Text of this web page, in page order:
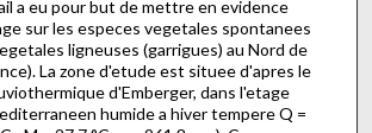
a eu pour but de mettre en evidence
sur les especes vegetales spontanees
ligneuses (garrigues) au Nord de
La zone d'etude est situee d'apres le
d'Emberger, dans l'etage
humide a hiver tempere Q =